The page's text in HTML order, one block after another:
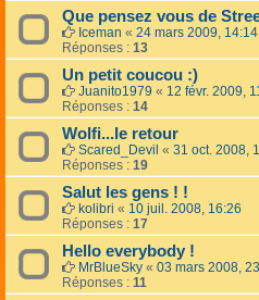
Que pensez vous de
Iceman « 24 mars 2009, 14:14
Réponses : 13
Un petit coucou :)
Juanito1979 « 12 févr. 2009,
Réponses : 14
Wolfi...le retour
Scared_Devil « 31 oct. 2008,
Réponses : 19
Salut les gens ! !
kolibri « 10 juil. 2008, 16:26
Réponses : 17
Hello everybody !
MrBlueSky « 03 mars 2008,
Réponses : 11